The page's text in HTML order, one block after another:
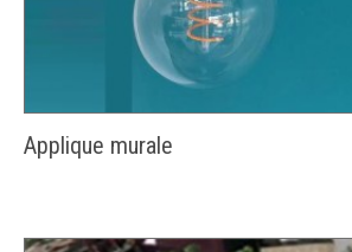
Applique murale